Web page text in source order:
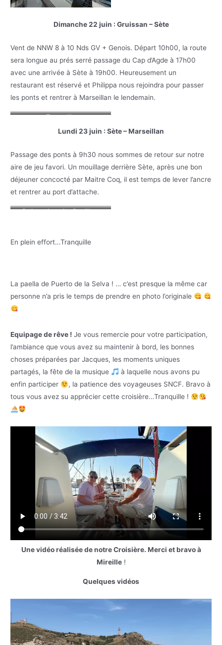
Dimanche 22 juin : Gruissan – Sète
Vent de NNW 8 à 10 Nds GV + Genois. Départ 10h00, la route
sera longue au prés serré passage du Cap d’Agde à 17h00
avec une arrivée à Sète à 19h00. Heureusement un
restaurant est réservé et Philippa nous rejoindra pour passer
les ponts et rentrer à Marseillan le lendemain.
Tranquille
Lundi 23 juin : Sète – Marseillan
Passage des ponts à 9h30 nous sommes de retour sur notre
aire de jeu favori. Un mouillage derrière Sète, après une bon
déjeuner concocté par Maitre Coq, il est temps de lever l’ancre
et rentrer au port d’attache.
Belle trajectoire Paulille –
En plein effort…Tranquille
La paella de Puerto de la Selva ! … c’est presque la même car
personne n’a pris le temps de prendre en photo l’originale
Equipage de rêve ! Je vous remercie pour votre participation,
l’ambiance que vous avez su maintenir à bord, les bonnes
choses préparées par Jacques, les moments uniques
partagés, la fête de la musique
à laquelle nous avons pu
enfin participer
, la patience des voyageuses SNCF. Bravo à
tous vous avez su apprécier cette croisière…Tranquille !
Une vidéo réalisée de notre Croisière. Merci et bravo à
Mireille!
Quelques vidéos